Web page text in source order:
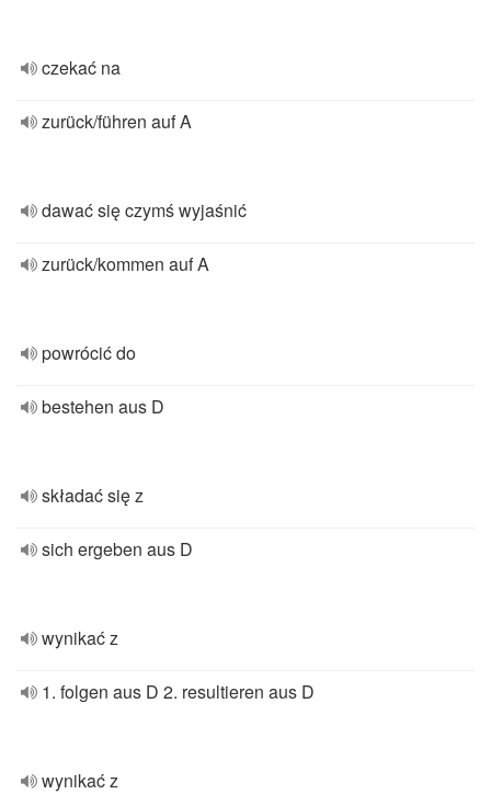
czekać na
zurück/führen auf A
dawać się czymś wyjaśnić
zurück/kommen auf A
powrócić do
bestehen aus D
składać się z
sich ergeben aus D
wynikać z
1. folgen aus D 2. resultieren aus D
wynikać z